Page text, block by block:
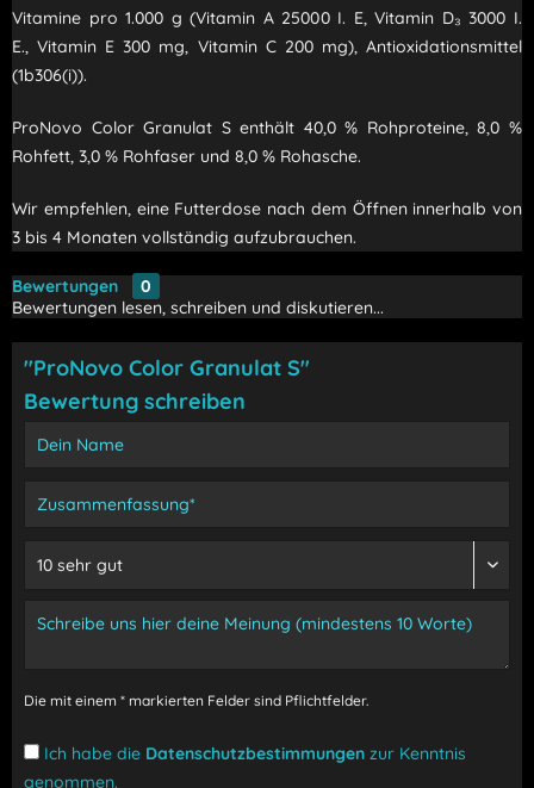
Vitamine pro 1.000 g (Vitamin A 25000 I. E, Vitamin D₃ 3000 I.
E., Vitamin E 300 mg, Vitamin C 200 mg), Antioxidationsmittel
(1b306(i)).
ProNovo Color Granulat S enthält 40,0 % Rohproteine, 8,0 %
Rohfett, 3,0 % Rohfaser und 8,0 % Rohasche.
Wir empfehlen, eine Futterdose nach dem Öffnen innerhalb von
3 bis 4 Monaten vollständig aufzubrauchen.
Bewertungen
0
Bewertungen lesen, schreiben und diskutieren...
"ProNovo Color Granulat S"
Bewertung schreiben
Die mit einem * markierten Felder sind Pflichtfelder.
Ich habe die Datenschutzbestimmungen zur Kenntnis
genommen.